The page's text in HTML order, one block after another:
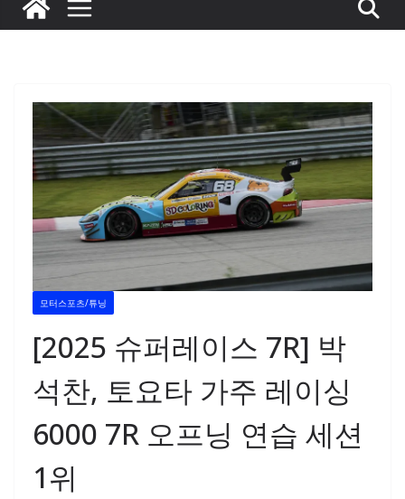
모터스포츠/튜닝
[2025 슈퍼레이스 7R] 박
석찬, 토요타 가주 레이싱
6000 7R 오프닝 연습 세션
1위